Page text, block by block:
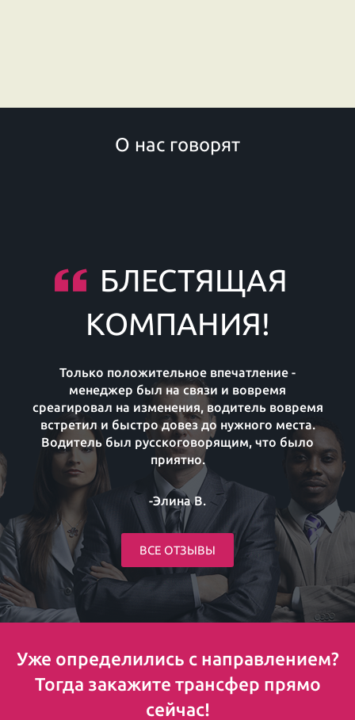
О нас говорят
БЛЕСТЯЩАЯ
КОМПАНИЯ!
Только положительное впечатление -
менеджер был на связи и вовремя
среагировал на изменения, водитель вовремя
встретил и быстро довез до нужного места.
Водитель был русскоговорящим, что было
приятно.
-Элина В.
ВСЕ ОТЗЫВЫ
Уже определились с направлением?
Тогда закажите трансфер прямо
сейчас!